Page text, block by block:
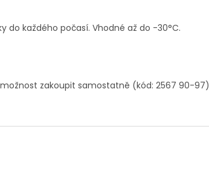
do každého počasí. Vhodné až do -30°C.
zakoupit samostatně (kód: 2567 90-97)